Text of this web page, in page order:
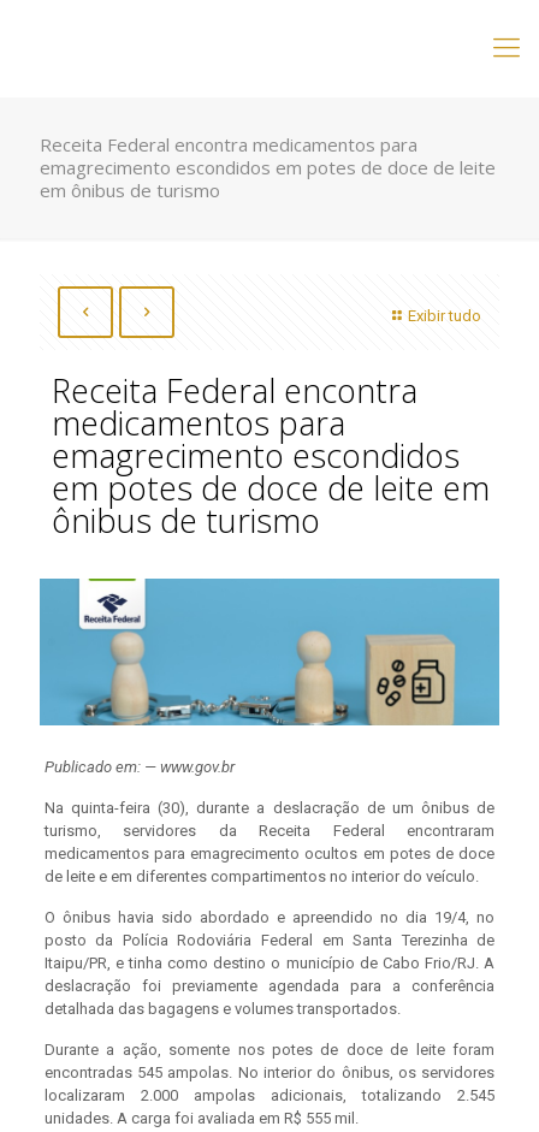
Receita Federal encontra medicamentos para
emagrecimento escondidos em potes de doce de leite
em ônibus de turismo
Exibir tudo
Receita Federal encontra
medicamentos para
emagrecimento escondidos
em potes de doce de leite em
ônibus de turismo
Publicado em: — www.gov.br
Na quinta-feira (30), durante a deslacração de um ônibus de
turismo, servidores da Receita Federal encontraram
medicamentos para emagrecimento ocultos em potes de doce
de leite e em diferentes compartimentos no interior do veículo.
O ônibus havia sido abordado e apreendido no dia 19/4, no
posto da Polícia Rodoviária Federal em Santa Terezinha de
Itaipu/PR, e tinha como destino o município de Cabo Frio/RJ. A
deslacração foi previamente agendada para a conferência
detalhada das bagagens e volumes transportados.
Durante a ação, somente nos potes de doce de leite foram
encontradas 545 ampolas. No interior do ônibus, os servidores
localizaram 2.000 ampolas adicionais, totalizando 2.545
unidades. A carga foi avaliada em R$ 555 mil.